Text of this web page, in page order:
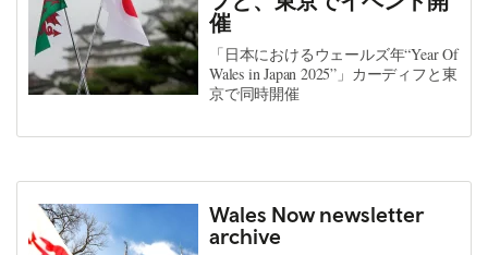
催
「日本におけるウェールズ年“Year Of
Wales in Japan 2025”」カーディフと東
京で同時開催
Wales Now newsletter
archive